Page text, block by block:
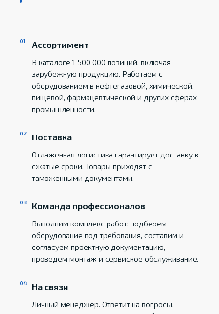
Ассортимент
В каталоге 1 500 000 позиций, включая
зарубежную продукцию. Работаем с
оборудованием в нефтегазовой, химической,
пищевой, фармацевтической и других сферах
промышленности.
Поставка
Отлаженная логистика гарантирует доставку в
сжатые сроки. Товары приходят с
таможенными документами.
Команда профессионалов
Выполним комплекс работ: подберем
оборудование под требования, составим и
согласуем проектную документацию,
проведем монтаж и сервисное обслуживание.
На связи
Личный менеджер. Ответит на вопросы,